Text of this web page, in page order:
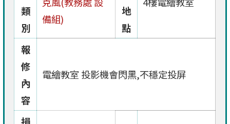
類
別
備組)
地
點
報
修
內
容
電繪教室 投影機會閃黑,不穩定投屏